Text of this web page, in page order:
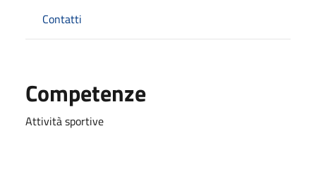
Contatti
Competenze
Attività sportive